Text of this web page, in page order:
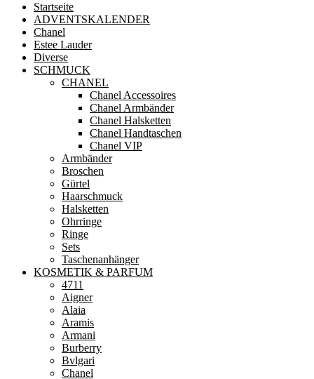
Startseite
ADVENTSKALENDER
Chanel
Estee Lauder
Diverse
SCHMUCK
CHANEL
Chanel Accessoires
Chanel Armbänder
Chanel Halsketten
Chanel Handtaschen
Chanel VIP
Armbänder
Broschen
Gürtel
Haarschmuck
Halsketten
Ohrringe
Ringe
Sets
Taschenanhänger
KOSMETIK & PARFUM
4711
Aigner
Alaia
Aramis
Armani
Burberry
Bvlgari
Chanel